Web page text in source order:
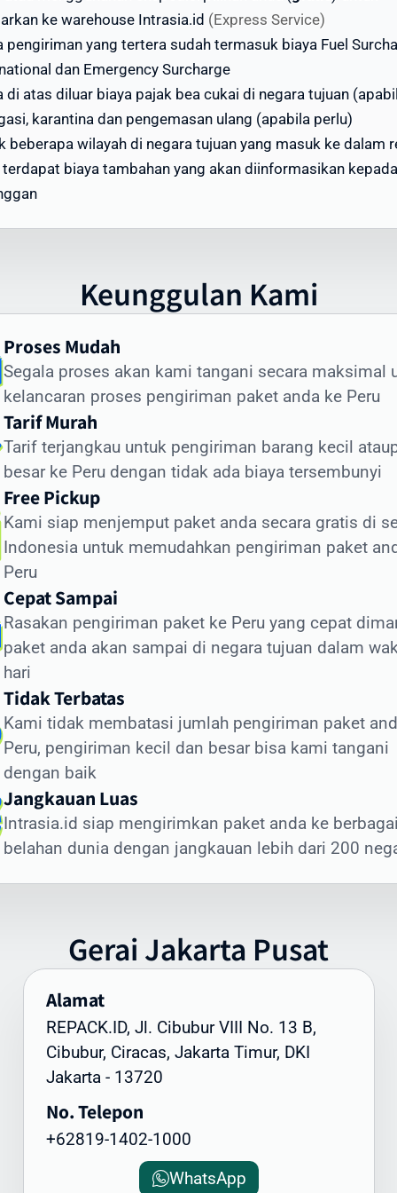
penawaran terbaik, gunakan kalkulator ongkir di
kami atau hubungi tim layanan pelanggan Intrasia.id.
menawarkan skema volume discount - semakin besar
pengiriman, semakin ekonomis biaya per kilogramnya.
Intrasia.id pilihan tepat untuk cara kirim paket
tanpa mengorbankan kualitas dan keamanan.
Pengiriman Paket ke Peru yang Dapat
yang dapat diandalkan:
Standard (udara): 5-7 hari kerja
Ekonomis (laut): 30-45 hari
yang memengaruhi waktu pengiriman meliputi:
pemeriksaan bea cukai di Indonesia dan Peru
Kondisi cuaca dan faktor operasional
Ketersediaan transportasi di negara tujuan
dan kelengkapan alamat penerima
memiliki sistem pelacakan canggih yang
Anda memantau status pengiriman secara real-
Dengan begitu, Anda selalu mendapatkan informasi terkini
posisi dan status paket Anda selama perjalanan ke
Kirim Dokumen ke Peru dengan Aman
dokumen internasional membutuhkan penanganan
Intrasia.id menawarkan layanan khusus untuk cara kirim
ke Peru yang aman dan terjamin:
Dokumen yang Sering Dikirim ke Peru:
legal dan kontrak bisnis
Dokumen teknis dan spesifikasi produk
Layanan Dokumen Intrasia.id:
Pengiriman express prioritas
Pelacakan end-to-end
Kemasan khusus tahan air
Penanganan oleh staf terlatih
Jaminan keamanan dan kerahasiaan
Bukti pengiriman dan penerimaan
Asuransi dokumen (opsional)
ke warehouse Intrasia.id (Express Service)
pengiriman yang tertera sudah termasuk biaya Fuel
dan Emergency Surcharge
di atas diluar biaya pajak bea cukai di negara tujuan
karantina dan pengemasan ulang (apabila perlu)
beberapa wilayah di negara tujuan yang masuk ke dalam
terdapat biaya tambahan yang akan diinformasikan kepada
Keunggulan Kami
Proses Mudah
Segala proses akan kami tangani secara maksimal
kelancaran proses pengiriman paket anda ke Peru
Tarif Murah
Tarif terjangkau untuk pengiriman barang kecil
besar ke Peru dengan tidak ada biaya tersembunyi
Free Pickup
Kami siap menjemput paket anda secara gratis di
Indonesia untuk memudahkan pengiriman paket
Peru
Cepat Sampai
Rasakan pengiriman paket ke Peru yang cepat
paket anda akan sampai di negara tujuan dalam
hari
Tidak Terbatas
Kami tidak membatasi jumlah pengiriman paket
Peru, pengiriman kecil dan besar bisa kami tangani
dengan baik
Jangkauan Luas
Intrasia.id siap mengirimkan paket anda ke berbagai
belahan dunia dengan jangkauan lebih dari 200
Gerai Jakarta Pusat
Alamat
REPACK.ID, Jl. Cibubur VIII No. 13 B,
Cibubur, Ciracas, Jakarta Timur, DKI
Jakarta - 13720
No. Telepon
+62819-1402-1000
WhatsApp